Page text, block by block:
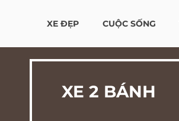
XE ĐẸP CUỘC SỐNG
XE 2 BÁNH